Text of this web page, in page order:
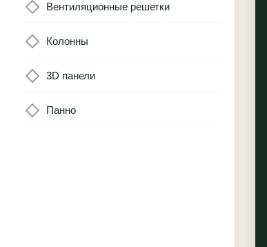
Вентиляционные решетки
Колонны
3D панели
Панно